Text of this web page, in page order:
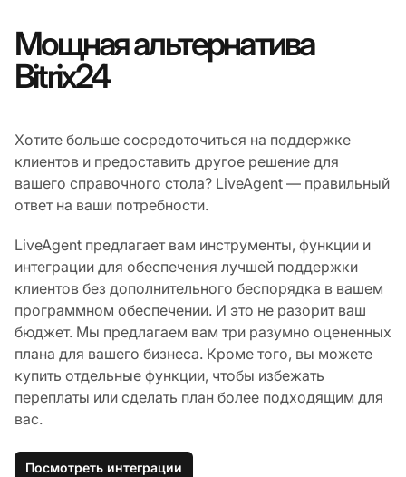
Мощная альтернатива
Bitrix24
Хотите больше сосредоточиться на поддержке
клиентов и предоставить другое решение для
вашего справочного стола? LiveAgent — правильный
ответ на ваши потребности.
LiveAgent предлагает вам инструменты, функции и
интеграции для обеспечения лучшей поддержки
клиентов без дополнительного беспорядка в вашем
программном обеспечении. И это не разорит ваш
бюджет. Мы предлагаем вам три разумно оцененных
плана для вашего бизнеса. Кроме того, вы можете
купить отдельные функции, чтобы избежать
переплаты или сделать план более подходящим для
вас.
Посмотреть интеграции